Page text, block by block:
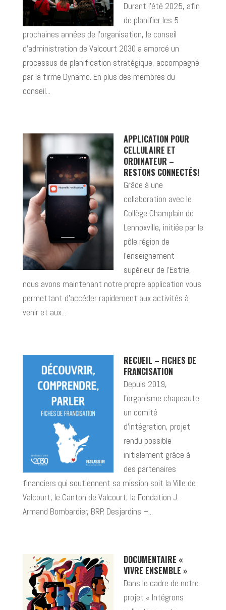
Durant l’été 2025, afin
de planifier les 5
prochaines années de l’organisation, le conseil
d’administration de Valcourt 2030 a amorcé un
processus de planification stratégique, accompagné
par la firme Dynamo. En plus des membres du
conseil...
APPLICATION POUR
CELLULAIRE ET
ORDINATEUR –
RESTONS CONNECTÉS!
Grâce à une
collaboration avec le
Collège Champlain de
Lennoxville, initiée par le
pôle région de
l’enseignement
supérieur de l’Estrie,
nous avons maintenant notre propre application vous
permettant d’accéder rapidement aux activités à
venir et aux...
RECUEIL – FICHES DE
FRANCISATION
Depuis 2019,
l’organisme chapeaute
un comité
d’intégration, projet
rendu possible
initialement grâce à
des partenaires
financiers qui soutiennent sa mission soit la Ville de
Valcourt, le Canton de Valcourt, la Fondation J.
Armand Bombardier, BRP, Desjardins –...
DOCUMENTAIRE «
VIVRE ENSEMBLE »
Dans le cadre de notre
projet « Intégrons